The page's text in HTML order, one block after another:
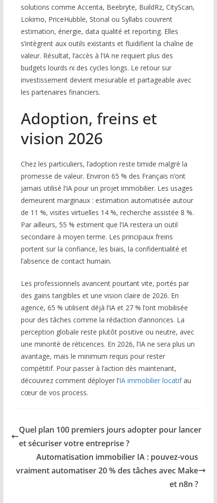
solutions comme Accenta, Beebryte, BuildRz, CityScan,
Lokimo, PriceHubble, Stonal ou Syllabs couvrent
estimation, énergie, data qualité et reporting. Elles
s’intègrent aux outils existants et fluidifient la chaîne de
valeur. Résultat, l’accès à l’IA ne requiert plus des
budgets lourds ni des cycles longs. Le retour sur
investissement devient mesurable et partageable avec
les partenaires financiers.
Adoption, freins et
vision 2026
Chez les particuliers, l’adoption reste timide malgré la
promesse de valeur. Environ 65 % des Français n’ont
jamais utilisé l’IA pour un projet immobilier. Les usages
demeurent marginaux : estimation automatisée autour
de 11 %, visites virtuelles 14 %, recherche assistée 8 %.
Par ailleurs, 55 % estiment que l’IA restera un outil
secondaire à moyen terme. Les principaux freins
portent sur la confiance, les biais, la confidentialité et
l’absence de contact humain.
Les professionnels avancent pourtant vite, portés par
des gains tangibles et une vision claire de 2026. En
agence, 65 % utilisent déjà l’IA et 27 % l’ont mobilisée
pour des tâches comme la rédaction d’annonces. La
perception globale reste plutôt positive ou neutre, avec
une minorité de réticences. En 2026, l’IA ne sera plus un
avantage, mais le minimum requis pour rester
compétitif. Pour passer à l’action dès maintenant,
découvrez comment déployer l’IA immobilier locatifau
cœur de vos process.
Quel plan 100 premiers jours adopter pour lancer
et sécuriser votre entreprise ?
Automatisation immobilier IA : pouvez-vous
vraiment automatiser 20 % des tâches avec Make
et n8n ?